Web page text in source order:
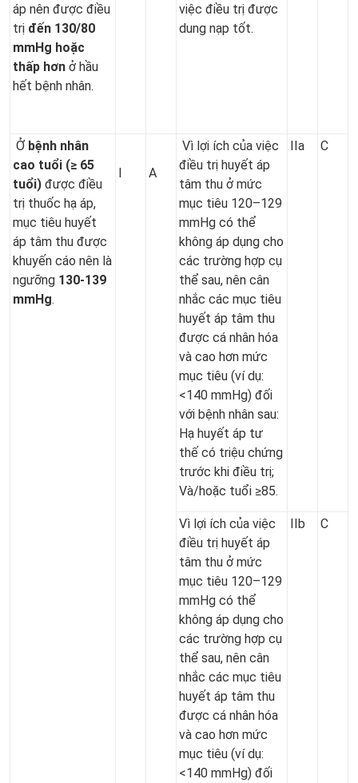
áp nên được điều
trị đến 130/80
mmHg hoặc
thấp hơn ở hầu
hết bệnh nhân.
việc điều trị được
dung nạp tốt.
Ở bệnh nhân
cao tuổi (≥ 65
tuổi) được điều
trị thuốc hạ áp,
mục tiêu huyết
áp tâm thu được
khuyến cáo nên là
ngưỡng 130-139
mmHg.
I A
Vì lợi ích của việc
điều trị huyết áp
tâm thu ở mức
mục tiêu 120–129
mmHg có thể
không áp dụng cho
các trường hợp cụ
thể sau, nên cân
nhắc các mục tiêu
huyết áp tâm thu
được cá nhân hóa
và cao hơn mức
mục tiêu (ví dụ:
<140 mmHg) đối
với bệnh nhân sau:
Hạ huyết áp tư
thế có triệu chứng
trước khi điều trị;
Và/hoặc tuổi ≥85.
IIa C
Vì lợi ích của việc
điều trị huyết áp
tâm thu ở mức
mục tiêu 120–129
mmHg có thể
không áp dụng cho
các trường hợp cụ
thể sau, nên cân
nhắc các mục tiêu
huyết áp tâm thu
được cá nhân hóa
và cao hơn mức
mục tiêu (ví dụ:
<140 mmHg) đối
IIb C